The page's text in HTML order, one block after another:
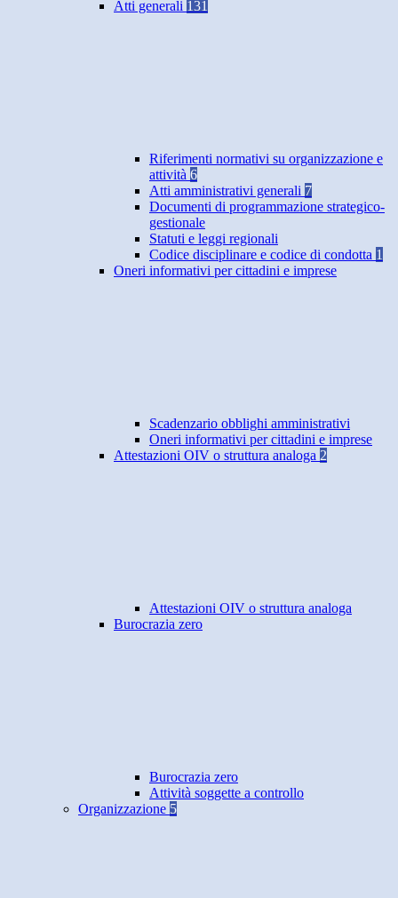
Atti generali 131
Riferimenti normativi su organizzazione e
attività 6
Atti amministrativi generali 7
Documenti di programmazione strategico-
gestionale
Statuti e leggi regionali
Codice disciplinare e codice di condotta 1
Oneri informativi per cittadini e imprese
Scadenzario obblighi amministrativi
Oneri informativi per cittadini e imprese
Attestazioni OIV o struttura analoga 2
Attestazioni OIV o struttura analoga
Burocrazia zero
Burocrazia zero
Attività soggette a controllo
Organizzazione 5